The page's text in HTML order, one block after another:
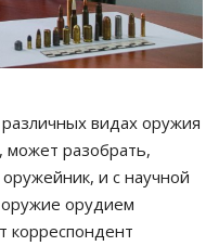
видах оружия
может разобрать,
и с научной
оружие орудием
корреспондент